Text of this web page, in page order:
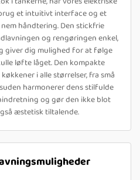
et intuitivt interface og et
håndtering. Den stickfrie
og rengøringen enkel,
giver dig mulighed for at følge
løfte låget. Den kompakte
i alle størrelser, fra små
harmonerer dens stilfulde
og gør den ikke blot
æstetisk tiltalende.